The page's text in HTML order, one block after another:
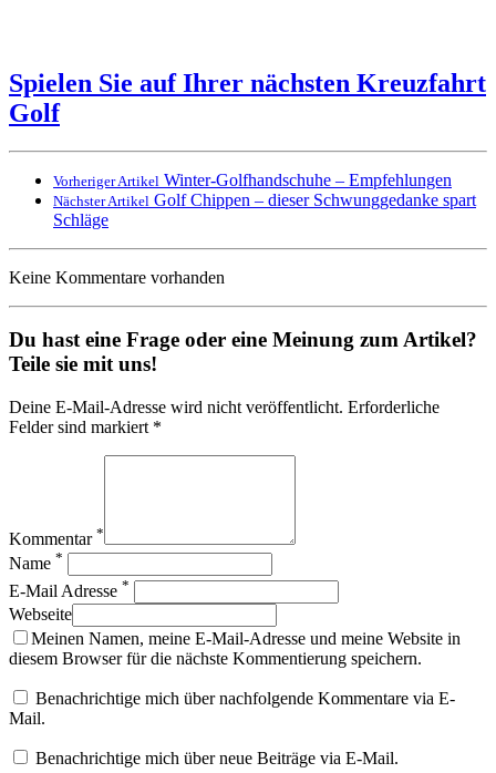
Spielen Sie auf Ihrer nächsten Kreuzfahrt
Golf
Vorheriger Artikel Winter-Golfhandschuhe – Empfehlungen
Nächster Artikel Golf Chippen – dieser Schwunggedanke spart
Schläge
Keine Kommentare vorhanden
Du hast eine Frage oder eine Meinung zum Artikel?
Teile sie mit uns!
Deine E-Mail-Adresse wird nicht veröffentlicht. Erforderliche
Felder sind markiert *
Kommentar *
Name *
E-Mail Adresse *
Webseite
Meinen Namen, meine E-Mail-Adresse und meine Website in
diesem Browser für die nächste Kommentierung speichern.
Benachrichtige mich über nachfolgende Kommentare via E-
Mail.
Benachrichtige mich über neue Beiträge via E-Mail.